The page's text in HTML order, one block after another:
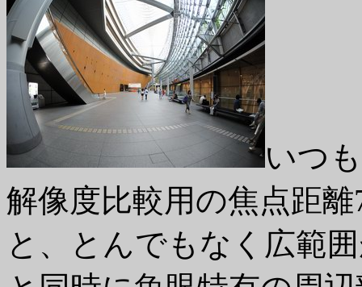
いつ
解像度比較用の焦点距
と、とんでもなく広範